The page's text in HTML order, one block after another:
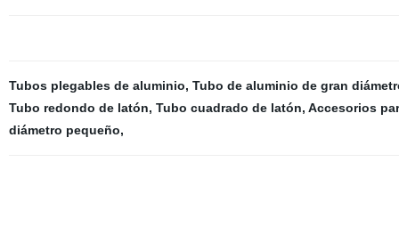
Tubos plegables de aluminio, Tubo de aluminio de gran
Tubo redondo de latón, Tubo cuadrado de latón, Accesorios
diámetro pequeño,